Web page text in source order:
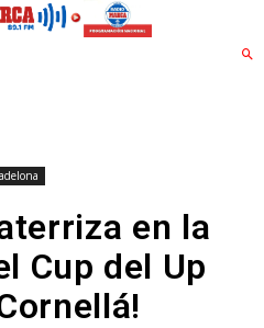
en la
Cup del Up